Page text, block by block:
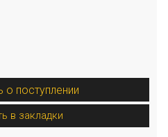
о поступлении
в закладки